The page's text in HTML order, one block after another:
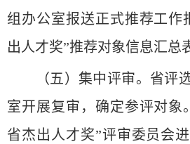
组办公室报送正式推荐工作
出人才奖”推荐对象信息汇总
（五）集中评审。省评选
室开展复审，确定参评对象
省杰出人才奖”评审委员会